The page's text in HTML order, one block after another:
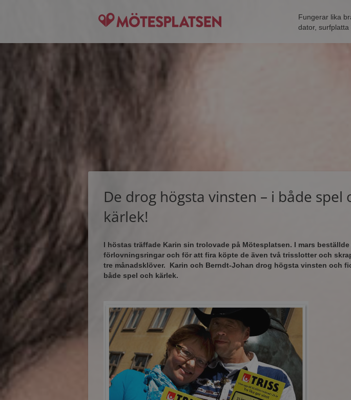
Fungerar lika
dator, surfplatta
De drog högsta vinsten – i både spel
kärlek!
I höstas träffade Karin sin trolovade på Mötesplatsen. I mars
förlovningsringar och för att fira köpte de även två trisslotter och
tre månadsklöver. Karin och Berndt-Johan drog högsta vinsten och
både spel och kärlek.